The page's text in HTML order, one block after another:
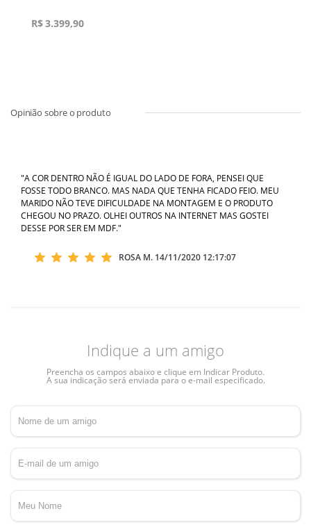
R$3.399,90
"A COR DENTRO NÃO É IGUAL DO LADO DE FORA, PENSEI QUE
FOSSE TODO BRANCO. MAS NADA QUE TENHA FICADO FEIO. MEU
MARIDO NÃO TEVE DIFICULDADE NA MONTAGEM E O PRODUTO
CHEGOU NO PRAZO. OLHEI OUTROS NA INTERNET MAS GOSTEI
DESSE POR SER EM MDF."
ROSA M. 14/11/2020 12:17:07
Indique a um amigo
Preencha os campos abaixo e clique em Indicar Produto.
A sua indicação será enviada para o e-mail especificado.